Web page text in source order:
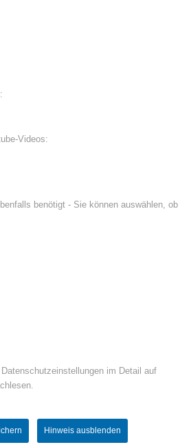
Videos:
benötigt - Sie können auswählen, ob
im Detail auf
Hinweis ausblenden